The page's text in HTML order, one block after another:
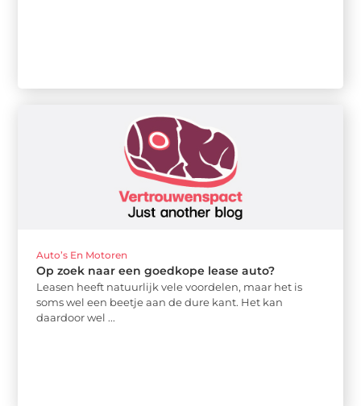
Auto’s En Motoren
Op zoek naar een goedkope lease auto?
Leasen heeft natuurlijk vele voordelen, maar het is
soms wel een beetje aan de dure kant. Het kan
daardoor wel ...